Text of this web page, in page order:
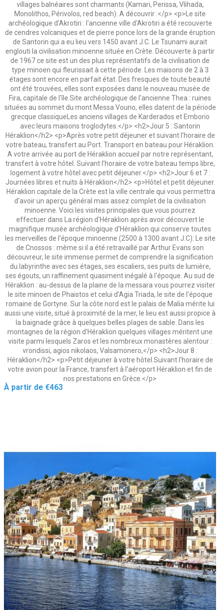
villages balnéaires sont charmants (Kamari, Perissa, Vlihada,
Monolithos, Périvolos, red beach). A découvrir :</p> <p>Le site
archéologique d'Akrotiri : l'ancienne ville d'Akrotiri a été recouverte
de cendres volcaniques et de pierre ponce lors de la grande éruption
de Santorin qui a eu lieu vers 1450 avant J.C. Le Tsunami aurait
englouti la civilisation minoenne située en Crète. Découverte à partir
de 1967 ce site est un des plus représentatifs de la civilisation de
type minoen qui fleurissait à cette période. Les maisons de 2 à 3
étages sont encore en parfait état. Des fresques de toute beauté
ont été trouvées, elles sont exposées dans le nouveau musée de
Fira, capitale de l'île.Site archéologique de l'ancienne Thea : ruines
situées au sommet du mont Messa Vouno, elles datent de la période
grecque classiqueLes anciens villages de Karderados et Emborio
avec leurs maisons troglodytes.</p> <h2>Jour 5 : Santorin
Héraklion</h2> <p>Après votre petit déjeuner et suivant l'horaire de
votre bateau, transfert au Port. Transport en bateau pour Héraklion.
A votre arrivée au port de Héraklion accueil par notre représentant,
transfert à votre hôtel. Suivant l'horaire de votre bateau temps libre,
logement à votre hôtel avec petit déjeuner.</p> <h2>Jour 6 et 7 :
Journées libres et nuits à Héraklion</h2> <p>Hôtel et petit déjeuner.
Héraklion capitale de la Crète est la ville centrale qui vous permettra
d'avoir un aperçu général mais assez complet de la civilisation
minoenne. Voici les visites principales que vous pourrez
effectuer dans La région d'Héraklion après avoir découvert le
magnifique musée archéologique d'Héraklion qui conserve toutes
les merveilles de l'époque minoenne (2500 à 1300 avant J.C): Le site
de Cnossos : même si il a été retravaillé par Arthur Evans son
découvreur, le site immense permet de comprendre la signification
du labyrinthe avec ses étages, ses escaliers, ses puits de lumière,
ses égouts, un raffinement quasiment inégalé à l'époque. Au sud de
Héraklion : au-dessus de la plaine de la messara vous pourrez visiter
le site minoen de Phaistos et celui d'Agia Triada, le site de l'époque
romaine de Gortyne. Sur la côte nord est le palais de Malia mérite lui
aussi une visite, situé à proximité de la mer, le lieu est aussi propice à
la baignade grâce à quelques belles plages de sable. Dans les
montagnes de la région d'Héraklion quelques villages méritent une
visite parmi lesquels Zaros et les nombreux monastères alentour :
vrondissi, agios nikolaos, Valsamonero,</p> <h2>Jour 8 :
Héraklion</h2> <p>Petit déjeuner à votre hôtel.Suivant l'horaire de
votre avion pour la France, transfert à l'aéroport Héraklion et fin de
nos prestations en Grèce.</p>
Price
À partir de €463